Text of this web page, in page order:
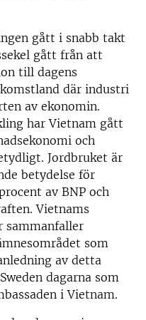
gått i snabb takt
gått från att
till dagens
där industri
av ekonomin.
har Vietnam gått
och
Jordbruket är
betydelse för
av BNP och
Vietnams
sammanfaller
som
av detta
dagarna som
i Vietnam.